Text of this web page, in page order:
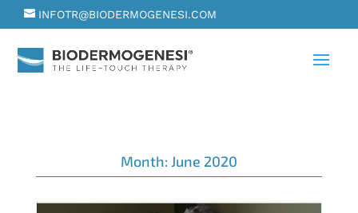
INFOTR@BIODERMOGENESI.COM
Month: June 2020